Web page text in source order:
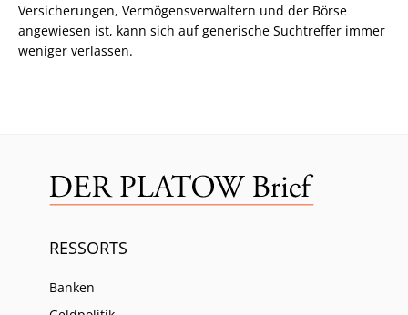
Versicherungen, Vermögensverwaltern und der Börse
angewiesen ist, kann sich auf generische Suchtreffer immer
weniger verlassen.
RESSORTS
Banken